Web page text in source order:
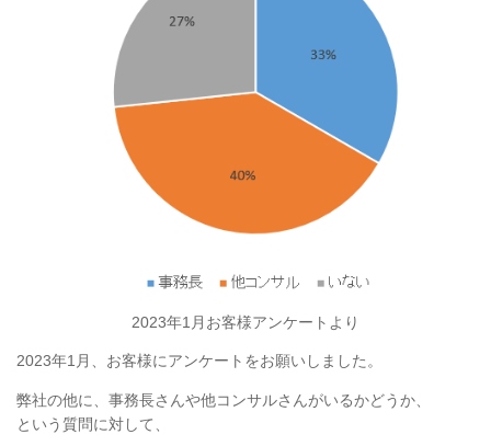
2023年1月お客様アンケートより
2023年1月、お客様にアンケートをお願いしました。
弊社の他に、事務長さんや他コンサルさんがいるかどうか、
という質問に対して、